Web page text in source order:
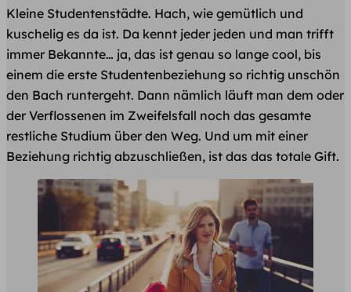
Kleine Studentenstädte. Hach, wie gemütlich und
kuschelig es da ist. Da kennt jeder jeden und man trifft
immer Bekannte… ja, das ist genau so lange cool, bis
einem die erste Studentenbeziehung so richtig unschön
den Bach runtergeht. Dann nämlich läuft man dem oder
der Verflossenen im Zweifelsfall noch das gesamte
restliche Studium über den Weg. Und um mit einer
Beziehung richtig abzuschließen, ist das das totale Gift.